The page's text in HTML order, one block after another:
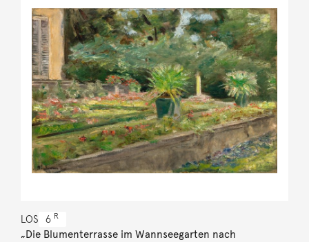
LOS 6 R
„Die Blumenterrasse im Wannseegarten nach